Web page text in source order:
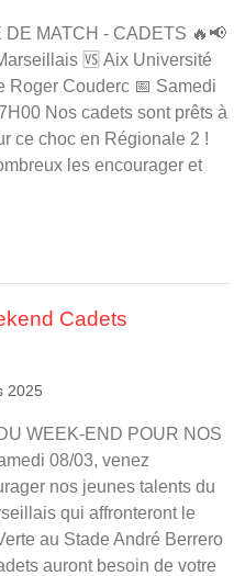
DE MATCH - CADETS 🔥📢
🆚 Aix Université
Roger Couderc 📅 Samedi
Nos cadets sont prêts à
ce choc en Régionale 2 !
les encourager et
Cadets
2025
WEEK-END POUR NOS
08/03, venez
nos jeunes talents du
qui affronteront le
au Stade André Berrero
auront besoin de votre